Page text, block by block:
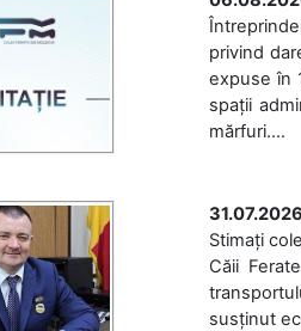
privind
expuse în
spații
mărfuri....
31.07.2026
Stimați
Căii
susținut